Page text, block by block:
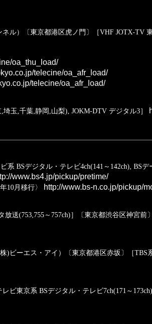
）〔東京都港区虎ノ門〕［VHF JOTX-TV
oa_thu_load/
telecine/oa_afr_load/
telecine/oa_afr_load/
玉,千葉,静岡,山梨), JOKM-DTV デジタル3］
BSデジタル・テレビ4ch(141～142ch), BSデ
www.bs4.jp/pickup/pretime/
10月移行〉 http://www.bs-n.co.jp/pickup/
放送(753,755～757ch)］〔東京都渋谷区神宮前
ビーエス・アイ）〔東京都港区赤坂〕［TBS
ビ東京系 BSデジタル・テレビ7ch(171～